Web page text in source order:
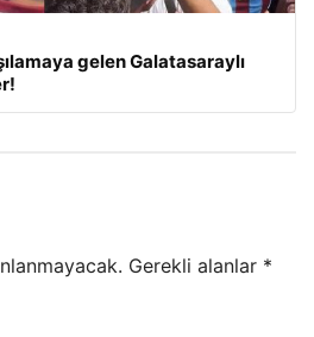
gelen Galatasaraylı
Gerekli alanlar *